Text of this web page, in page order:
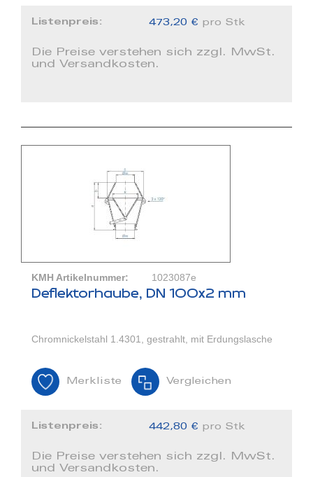
Listenpreis: 473,20 € pro Stk
Die Preise verstehen sich zzgl. MwSt.
und Versandkosten.
KMH Artikelnummer: 1023087e
Deflektorhaube, DN 100x2 mm
Chromnickelstahl 1.4301, gestrahlt, mit Erdungslasche
Merkliste Vergleichen
Listenpreis: 442,80 € pro Stk
Die Preise verstehen sich zzgl. MwSt.
und Versandkosten.